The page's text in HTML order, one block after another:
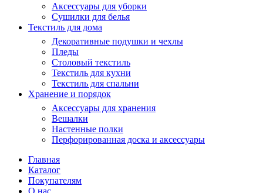
Аксессуары для уборки
Сушилки для белья
Текстиль для дома
Декоративные подушки и чехлы
Пледы
Столовый текстиль
Текстиль для кухни
Текстиль для спальни
Хранение и порядок
Аксессуары для хранения
Вешалки
Настенные полки
Перфорированная доска и аксессуары
Главная
Каталог
Покупателям
О нас